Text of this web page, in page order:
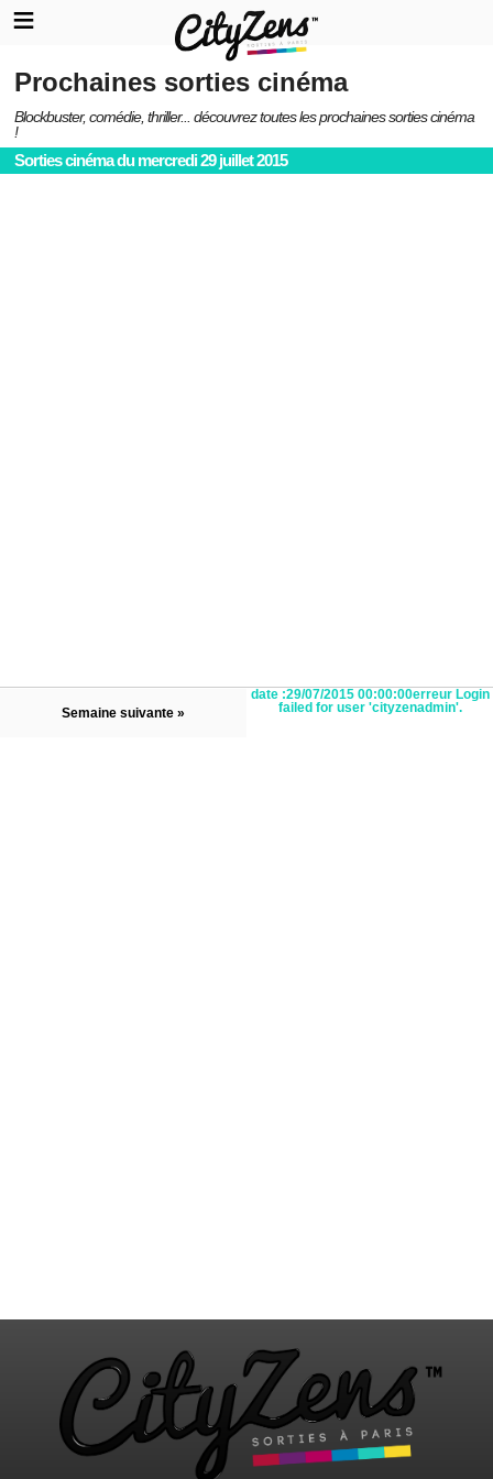
Prochaines sorties cinéma
Blockbuster, comédie, thriller... découvrez toutes les prochaines sorties cinéma
!
Sorties cinéma du mercredi 29 juillet 2015
Semaine suivante
date :29/07/2015 00:00:00erreur Login
failed for user 'cityzenadmin'.